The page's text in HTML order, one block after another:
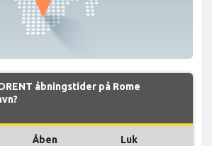
åbningstider på Rome
Åben Luk